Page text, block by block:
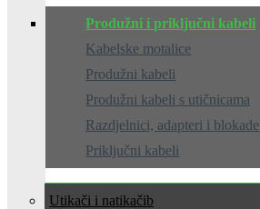
Produžni i priključni kabeli
Kabelske motalice
Produžni kabeli
Produžni kabeli s utičnicama
Razdjelnici, adapteri i blokade
Priključni kabeli
Utikači i natikači